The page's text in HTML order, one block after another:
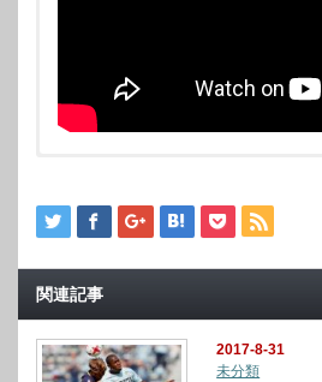
関連記事
2017-8-31
未分類